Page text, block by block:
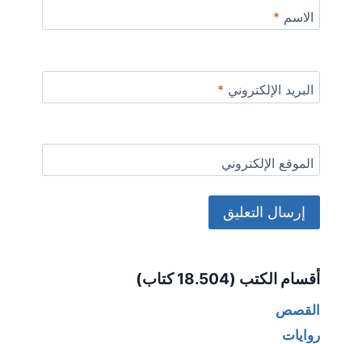
الاسم *
البريد الإلكتروني *
الموقع الإلكتروني
أقسام الكتب (18.504 كتاب)
القصص
روايات